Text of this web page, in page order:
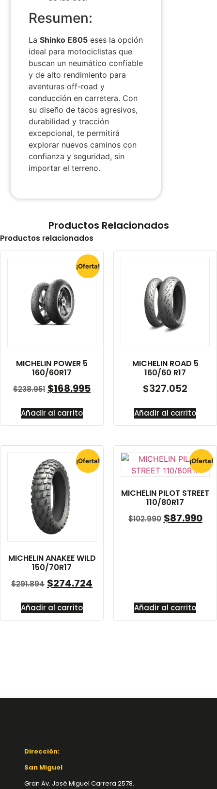
Resumen:
La Shinko E805eses la opción
ideal para motociclistas que
buscan un neumático confiable
y de alto rendimiento para
aventuras off-road y
conducción en carretera. Con
su diseño de tacos agresivos,
durabilidad y tracción
excepcional, te permitirá
explorar nuevos caminos con
confianza y seguridad, sin
importar el terreno.
Productos Relacionados
Productos relacionados
¡Oferta!
MICHELIN POWER 5
160/60R17
$238.951 $168.995
Añadir al carrito
MICHELIN ROAD 5
160/60 R17
$327.052
Añadir al carrito
¡Oferta!
MICHELIN ANAKEE WILD
150/70R17
$291.894 $274.724
Añadir al carrito
¡Oferta!
MICHELIN PILOT STREET
110/80R17
$102.990 $87.990
Añadir al carrito
Dirección:
San Miguel
Gran Av. José Miguel Carrera 2578.